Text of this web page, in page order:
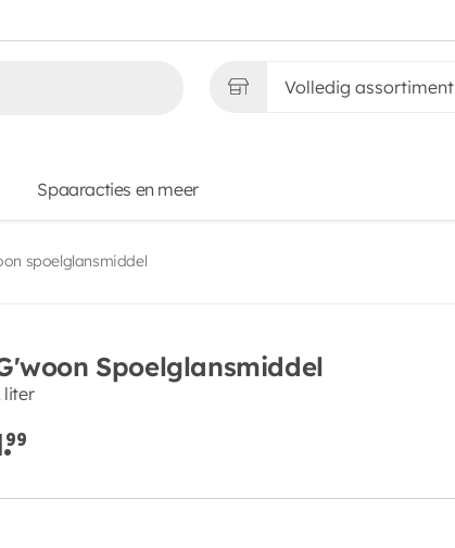
Volledig assortiment
Spaaracties en meer
spoelglansmiddel
Spoelglansmiddel
liter
99